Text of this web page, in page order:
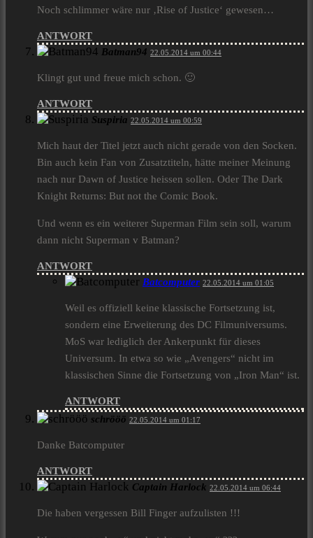
Noch schlimmer wäre nur ‚Rise of Justice‘ gewesen…
ANTWORT
Batman94 22.05.2014 um 00:44
Klingt gut und freue mich schon. 🙂
ANTWORT
Suspiria 22.05.2014 um 00:59
Mich haut der Titel jetzt auch nicht gerade von den Socken.
Bin auch kein Fan von Zusatztiteln, hätte meiner Meinung
nach nur Dawn of Justice heissen sollen. Oder The Dark
Knight Returns: But not the Comic Book.
Und wenn es ein weiterer Superman Film sein soll, warum
dann nicht Superman v Batman?
ANTWORT
Batcomputer 22.05.2014 um 01:05
Weil es offiziell keine klassische Fortsetzung ist,
sondern eine Erweiterung des DC Filmuniversums.
MoS war lediglich der Ankerpunkt für dieses
Universum. In etwa so wie „Avengers“ nicht im
klassischen Sinne die Fortsetzung von „Iron Man“ ist.
ANTWORT
schrööö 22.05.2014 um 01:17
Danke Batcomputer
ANTWORT
Captain Harlock 22.05.2014 um 06:44
Die haben vergessen Bill Finger aufzulisten !!!